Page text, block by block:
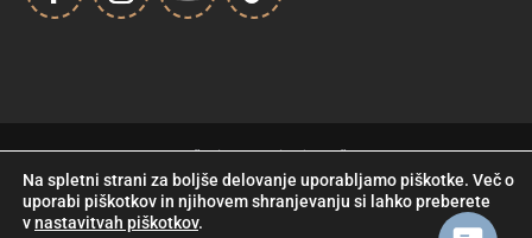
Za vzpodbudno pomoč pri sofinanciranju društvenega programa se
zahvaljujemo Mestni občini Maribor! | Izdelava spletnih strani in
trgovin,vzdrževanje spletne strani © 2021, Kud Coda
Na spletni strani za boljše delovanje uporabljamo piškotke. Več o
uporabi piškotkov in njihovem shranjevanju si lahko preberete
vnastavitvah piškotkov.